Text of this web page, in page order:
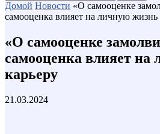
Домой Новости «О самооценке
самооценка влияет на личную жизнь
«О самооценке
самооценка влияет
карьеру
21.03.2024